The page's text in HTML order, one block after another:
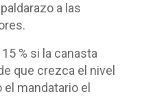
a las
% si la canasta
que crezca el nivel
mandatario el